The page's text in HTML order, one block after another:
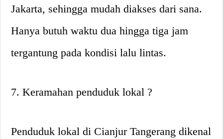
Jakarta, sehingga mudah diakses dari sana.
Hanya butuh waktu dua hingga tiga jam
tergantung pada kondisi lalu lintas.
7. Keramahan penduduk lokal ?
Penduduk lokal di Cianjur Tangerang dikenal